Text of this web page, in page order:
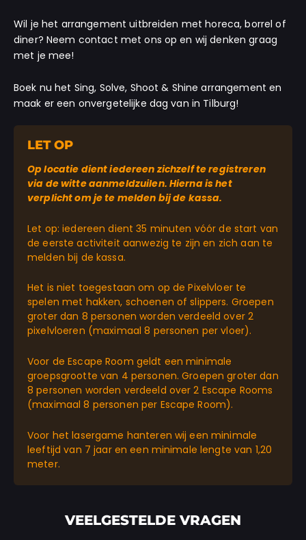
Wil je het arrangement uitbreiden met horeca, borrel of
diner? Neem contact met ons op en wij denken graag
met je mee!
Boek nu het Sing, Solve, Shoot & Shine arrangement en
maak er een onvergetelijke dag van in Tilburg!
LET OP
Op locatie dient iedereen zichzelf te registreren
via de witte aanmeldzuilen. Hierna is het
verplicht om je te melden bij de kassa.
Let op: iedereen dient 35 minuten vóór de start van
de eerste activiteit aanwezig te zijn en zich aan te
melden bij de kassa.
Het is niet toegestaan om op de Pixelvloer te
spelen met hakken, schoenen of slippers. Groepen
groter dan 8 personen worden verdeeld over 2
pixelvloeren (maximaal 8 personen per vloer).
Voor de Escape Room geldt een minimale
groepsgrootte van 4 personen. Groepen groter dan
8 personen worden verdeeld over 2 Escape Rooms
(maximaal 8 personen per Escape Room).
Voor het lasergame hanteren wij een minimale
leeftijd van 7 jaar en een minimale lengte van 1,20
meter.
VEELGESTELDE VRAGEN